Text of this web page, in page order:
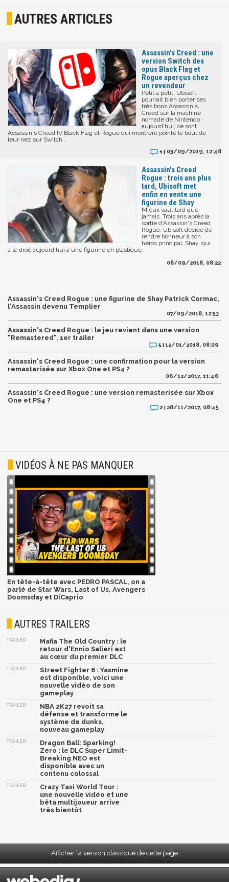
AUTRES ARTICLES
Assassin's Creed : une
version Switch des
opus Black Flag et
Rogue aperçus chez
un revendeur
Petit à petit, Ubisoft
pourrait bien porter ses
très bons Assassin's
Creed sur la machine
nomade de Nintendo :
aujourd'hui, ce sont
Assassin's Creed IV Black Flag et Rogue qui montrent pointe le bout de
leur nez sur Switch...
1 | 03/09/2019, 12:48
Assassin's Creed
Rogue : trois ans plus
tard, Ubisoft met
enfin en vente une
figurine de Shay
Mieux vaut tard que
jamais. Trois ans après la
sortie d'Assassin's Creed
Rogue, Ubisoft décide de
rendre honneur à son
héros principal, Shay, qui
a le droit aujourd'hui à une figurine en plastique.
08/09/2018, 08:22
Assassin's Creed Rogue : une figurine de Shay Patrick Cormac,
l'Assassin devenu Templier
07/09/2018, 12:53
Assassin's Creed Rogue : le jeu revient dans une version
"Remastered", 1er trailer
5 |12/01/2018, 08:09
Assassin's Creed Rogue : une confirmation pour la version
remasterisée sur Xbox One et PS4 ?
06/12/2017, 11:46
Assassin's Creed Rogue : une version remasterisée sur Xbox
One et PS4 ?
2 | 28/11/2017, 08:45
VIDÉOS À NE PAS MANQUER
En tête-à-tête avec PEDRO PASCAL, on a
parlé de Star Wars, Last of Us, Avengers
Doomsday et DiCaprio
AUTRES TRAILERS
TRAILER
Mafia The Old Country : le
retour d'Ennio Salieri est
au cœur du premier DLC
TRAILER
Street Fighter 6 : Yasmine
est disponible, voici une
nouvelle vidéo de son
gameplay
TRAILER
NBA 2K27 revoit sa
défense et transforme le
système de dunks,
nouveau gameplay
TRAILER
Dragon Ball: Sparking!
Zero : le DLC Super Limit-
Breaking NEO est
disponible avec un
contenu colossal
TRAILER
Crazy Taxi World Tour :
une nouvelle vidéo et une
bêta multijoueur arrive
très bientôt
Afficher la version classique de cette page